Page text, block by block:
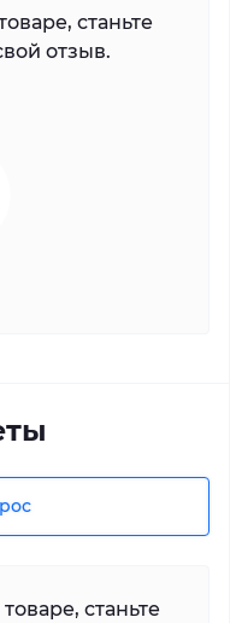
станьте
отзыв.
станьте